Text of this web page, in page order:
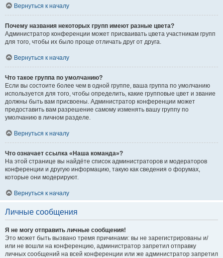
Вернуться к началу
Почему названия некоторых групп имеют разные цвета?
Администратор конференции может присваивать цвета участникам групп
для того, чтобы их было проще отличать друг от друга.
Вернуться к началу
Что такое группа по умолчанию?
Если вы состоите более чем в одной группе, ваша группа по умолчанию
используется для того, чтобы определить, какие групповые цвет и звание
должны быть вам присвоены. Администратор конференции может
предоставить вам разрешение самому изменять вашу группу по
умолчанию в личном разделе.
Вернуться к началу
Что означает ссылка «Наша команда»?
На этой странице вы найдёте список администраторов и модераторов
конференции и другую информацию, такую как сведения о форумах,
которые они модерируют.
Вернуться к началу
Личные сообщения
Я не могу отправить личные сообщения!
Это может быть вызвано тремя причинами: вы не зарегистрированы и/
или не вошли на конференцию, администратор запретил отправку
личных сообщений на всей конференции или же администратор запретил